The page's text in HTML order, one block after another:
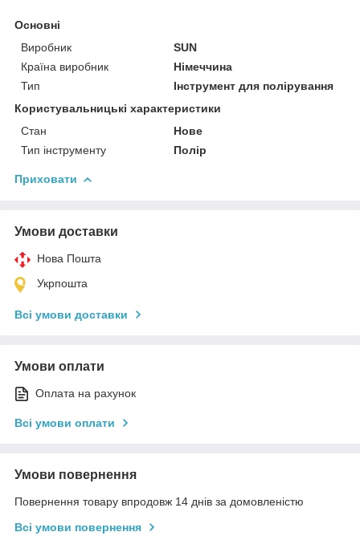
Основні
Виробник
SUN
Країна виробник
Німеччина
Тип
Інструмент для полірування
Користувальницькі характеристики
Стан
Нове
Тип інструменту
Полір
Приховати
Умови доставки
Нова Пошта
Укрпошта
Всі умови доставки
Умови оплати
Оплата на рахунок
Всі умови оплати
Умови повернення
Повернення товару впродовж 14 днів за домовленістю
Всі умови повернення